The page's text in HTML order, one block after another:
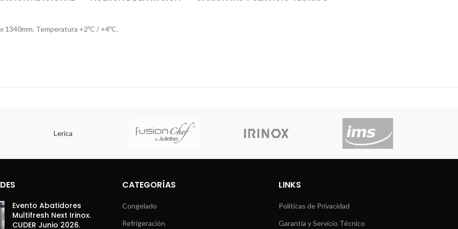
Temperatura +2ºC / +4ºC.
Lerica
Evento Abatidores
Multifresh Next Irinox.
CUDER Junio 2026.
CATEGORÍAS
Congelado
Refrigeración
LINKS
Políticas de Privacidad
Garantía y Servicio Técnico